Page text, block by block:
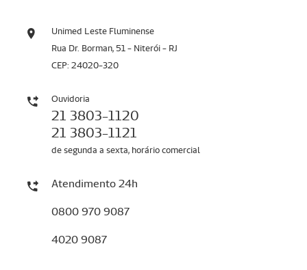
Unimed Leste Fluminense
Rua Dr. Borman, 51 - Niterói - RJ
CEP: 24020-320
Ouvidoria
21 3803-1120
21 3803-1121
de segunda a sexta, horário comercial
Atendimento 24h
0800 970 9087
4020 9087